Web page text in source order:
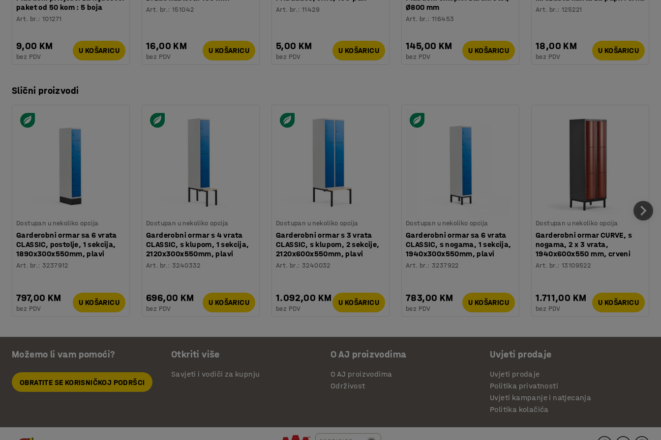
paket od 50 kom : 5 boja
Art. br.:101271
9,00 KM
bez PDV
U KOŠARICU
Art. br.:151042
16,00 KM
bez PDV
U KOŠARICU
Art. br.:11429
5,00 KM
bez PDV
U KOŠARICU
Ø800 mm
Art. br.:116453
145,00 KM
bez PDV
U KOŠARICU
Art. br.:125221
18,00 KM
bez PDV
U KOŠARICU
Slični proizvodi
Dostupan u nekoliko opcija
Garderobni ormar sa 6 vrata
CLASSIC, postolje, 1 sekcija,
1890x300x550mm, plavi
Art. br.:3237912
797,00 KM
bez PDV
U KOŠARICU
Dostupan u nekoliko opcija
Garderobni ormar s 4 vrata
CLASSIC, s klupom, 1 sekcija,
2120x300x550mm, plavi
Art. br.:3240332
696,00 KM
bez PDV
U KOŠARICU
Dostupan u nekoliko opcija
Garderobni ormar s 3 vrata
CLASSIC, s klupom, 2 sekcije,
2120x600x550mm, plavi
Art. br.:3240032
1.092,00 KM
bez PDV
U KOŠARICU
Dostupan u nekoliko opcija
Garderobni ormar sa 6 vrata
CLASSIC, s nogama, 1 sekcija,
1940x300x550mm, plavi
Art. br.:3237922
783,00 KM
bez PDV
U KOŠARICU
Dostupan u nekoliko opcija
Garderobni ormar CURVE, s
nogama, 2 x 3 vrata,
1940x600x550 mm, crveni
Art. br.:13109522
1.711,00 KM
bez PDV
U KOŠARICU
Možemo li vam pomoći?
OBRATITE SE KORISNIČKOJ PODRŠCI
Otkriti više
Savjeti i vodiči za kupnju
O AJ proizvodima
O AJ proizvodima
Održivost
Uvjeti prodaje
Uvjeti prodaje
Politika privatnosti
Uvjeti kampanje i natjecanja
Politika kolačića